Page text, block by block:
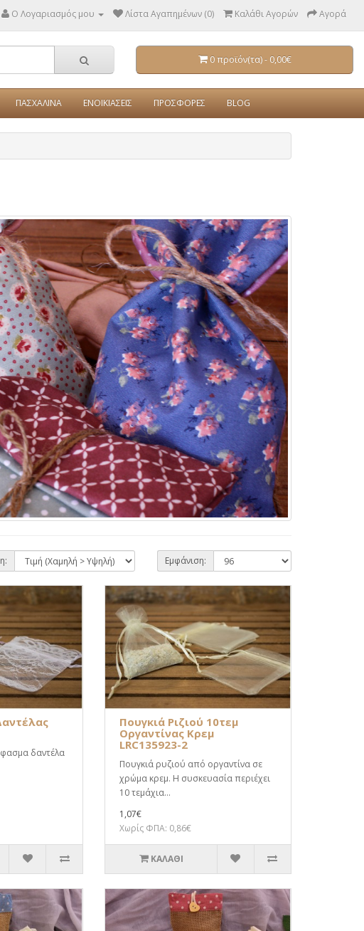
Ο Λογαριασμός μου Λίστα Αγαπημένων (0) Καλάθι Αγορών Αγορά
0 προϊόν(τα) - 0,00€
ΠΑΣΧΑΛΙΝΑ ΕΝΟΙΚΙΑΣΕΙΣ ΠΡΟΣΦΟΡΕΣ BLOG
Εμφάνιση:
δαντέλα
Πουγκιά Ριζιού 10τεμ
Οργαντίνας Κρεμ
LRC135923-2
Πουγκιά ρυζιού από οργαντίνα σε
χρώμα κρεμ. Η συσκευασία περιέχει
10 τεμάχια...
1,07€
Χωρίς ΦΠΑ: 0,86€
ΚΑΛΆΘΙ